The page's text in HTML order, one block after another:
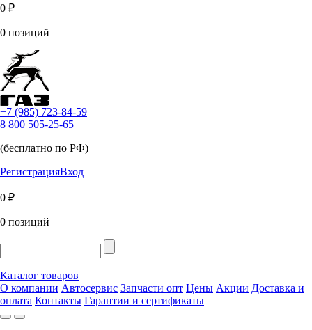
0 ₽
0 позиций
+7 (985) 723-84-59
8 800 505-25-65
(бесплатно по РФ)
РегистрацияВход
0 ₽
0 позиций
Каталог товаров
О компании Автосервис Запчасти опт Цены Акции Доставка и
оплата Контакты Гарантии и сертификаты